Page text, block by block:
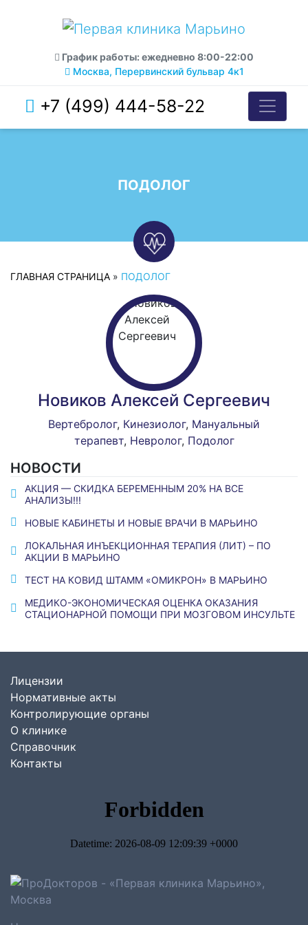
График работы: ежедневно 8:00-22:00
Москва, Перервинский бульвар 4к1
+7 (499) 444-58-22
ПОДОЛОГ
ГЛАВНАЯ СТРАНИЦА » ПОДОЛОГ
Новиков Алексей Сергеевич
Вертебролог, Кинезиолог, Мануальный
терапевт, Невролог, Подолог
НОВОСТИ
АКЦИЯ — СКИДКА БЕРЕМЕННЫМ 20% НА ВСЕ
АНАЛИЗЫ!!!
НОВЫЕ КАБИНЕТЫ И НОВЫЕ ВРАЧИ В МАРЬИНО
ЛОКАЛЬНАЯ ИНЪЕКЦИОННАЯ ТЕРАПИЯ (ЛИТ) – ПО
АКЦИИ В МАРЬИНО
ТЕСТ НА КОВИД ШТАММ «ОМИКРОН» В МАРЬИНО
МЕДИКО-ЭКОНОМИЧЕСКАЯ ОЦЕНКА ОКАЗАНИЯ
СТАЦИОНАРНОЙ ПОМОЩИ ПРИ МОЗГОВОМ ИНСУЛЬТЕ
Лицензии
Нормативные акты
Контролирующие органы
О клинике
Справочник
Контакты